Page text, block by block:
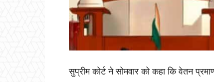
सुप्रीम कोर्ट ने सोमवार को कहा कि वेतन